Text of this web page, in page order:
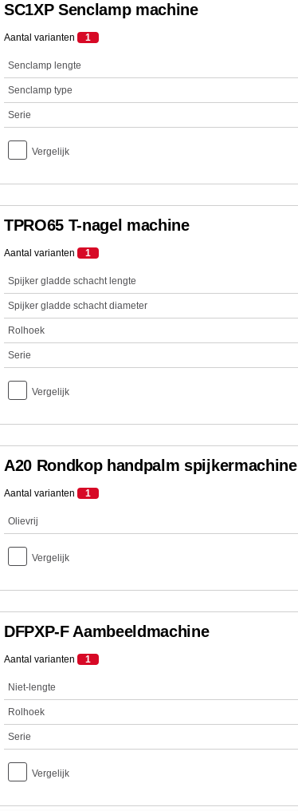
SC1XP Senclamp machine
Aantal varianten 1
Senclamp lengte
Senclamp type
Serie
Vergelijk
TPRO65 T-nagel machine
Aantal varianten 1
Spijker gladde schacht lengte
Spijker gladde schacht diameter
Rolhoek
Serie
Vergelijk
A20 Rondkop handpalm spijkermachine
Aantal varianten 1
Olievrij
Vergelijk
DFPXP-F Aambeeldmachine
Aantal varianten 1
Niet-lengte
Rolhoek
Serie
Vergelijk